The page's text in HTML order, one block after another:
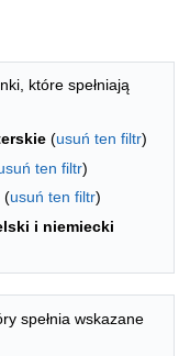
alfabetyczny
które spełniają
(usuń ten filtr)
ten filtr)
(usuń ten filtr)
i niemiecki
spełnia wskazane